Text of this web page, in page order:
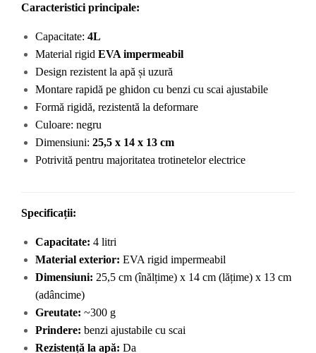
Caracteristici principale:
Capacitate: 4L
Material rigid EVA impermeabil
Design rezistent la apă și uzură
Montare rapidă pe ghidon cu benzi cu scai ajustabile
Formă rigidă, rezistentă la deformare
Culoare: negru
Dimensiuni: 25,5 x 14 x 13 cm
Potrivită pentru majoritatea trotinetelor electrice
Specificații:
Capacitate: 4 litri
Material exterior: EVA rigid impermeabil
Dimensiuni: 25,5 cm (înălțime) x 14 cm (lățime) x 13 cm
(adâncime)
Greutate: ~300 g
Prindere: benzi ajustabile cu scai
Rezistență la apă: Da